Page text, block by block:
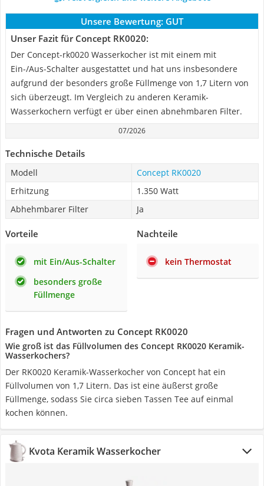
Unsere Bewertung: GUT
Unser Fazit für Concept RK0020:
Der Concept-rk0020 Wasserkocher ist mit einem mit
Ein-/Aus-Schalter ausgestattet und hat uns insbesondere
aufgrund der besonders große Füllmenge von 1,7 Litern von
sich überzeugt. Im Vergleich zu anderen Keramik-
Wasserkochern verfügt er über einen abnehmbaren Filter.
07/2026
Technische Details
Modell
Concept RK0020
Erhitzung
1.350 Watt
Abhehmbarer Filter
Ja
Vorteile
mit Ein/Aus-Schalter
besonders große
Füllmenge
Nachteile
kein Thermostat
Fragen und Antworten zu Concept RK0020
Wie groß ist das Füllvolumen des Concept RK0020 Keramik-
Wasserkochers?
Der RK0020 Keramik-Wasserkocher von Concept hat ein
Füllvolumen von 1,7 Litern. Das ist eine äußerst große
Füllmenge, sodass Sie circa sieben Tassen Tee auf einmal
kochen können.
Kvota Keramik Wasserkocher